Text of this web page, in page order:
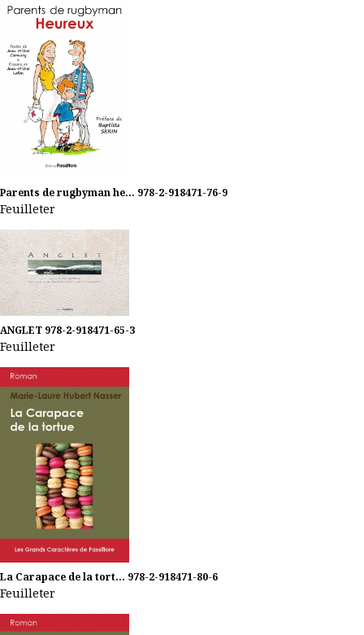
Parents de rugbyman he... 978-2-918471-76-9
Feuilleter
ANGLET 978-2-918471-65-3
Feuilleter
La Carapace de la tort... 978-2-918471-80-6
Feuilleter